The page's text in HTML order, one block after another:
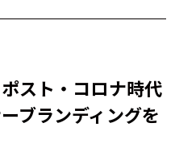
スト・コロナ時代
ブランディングを